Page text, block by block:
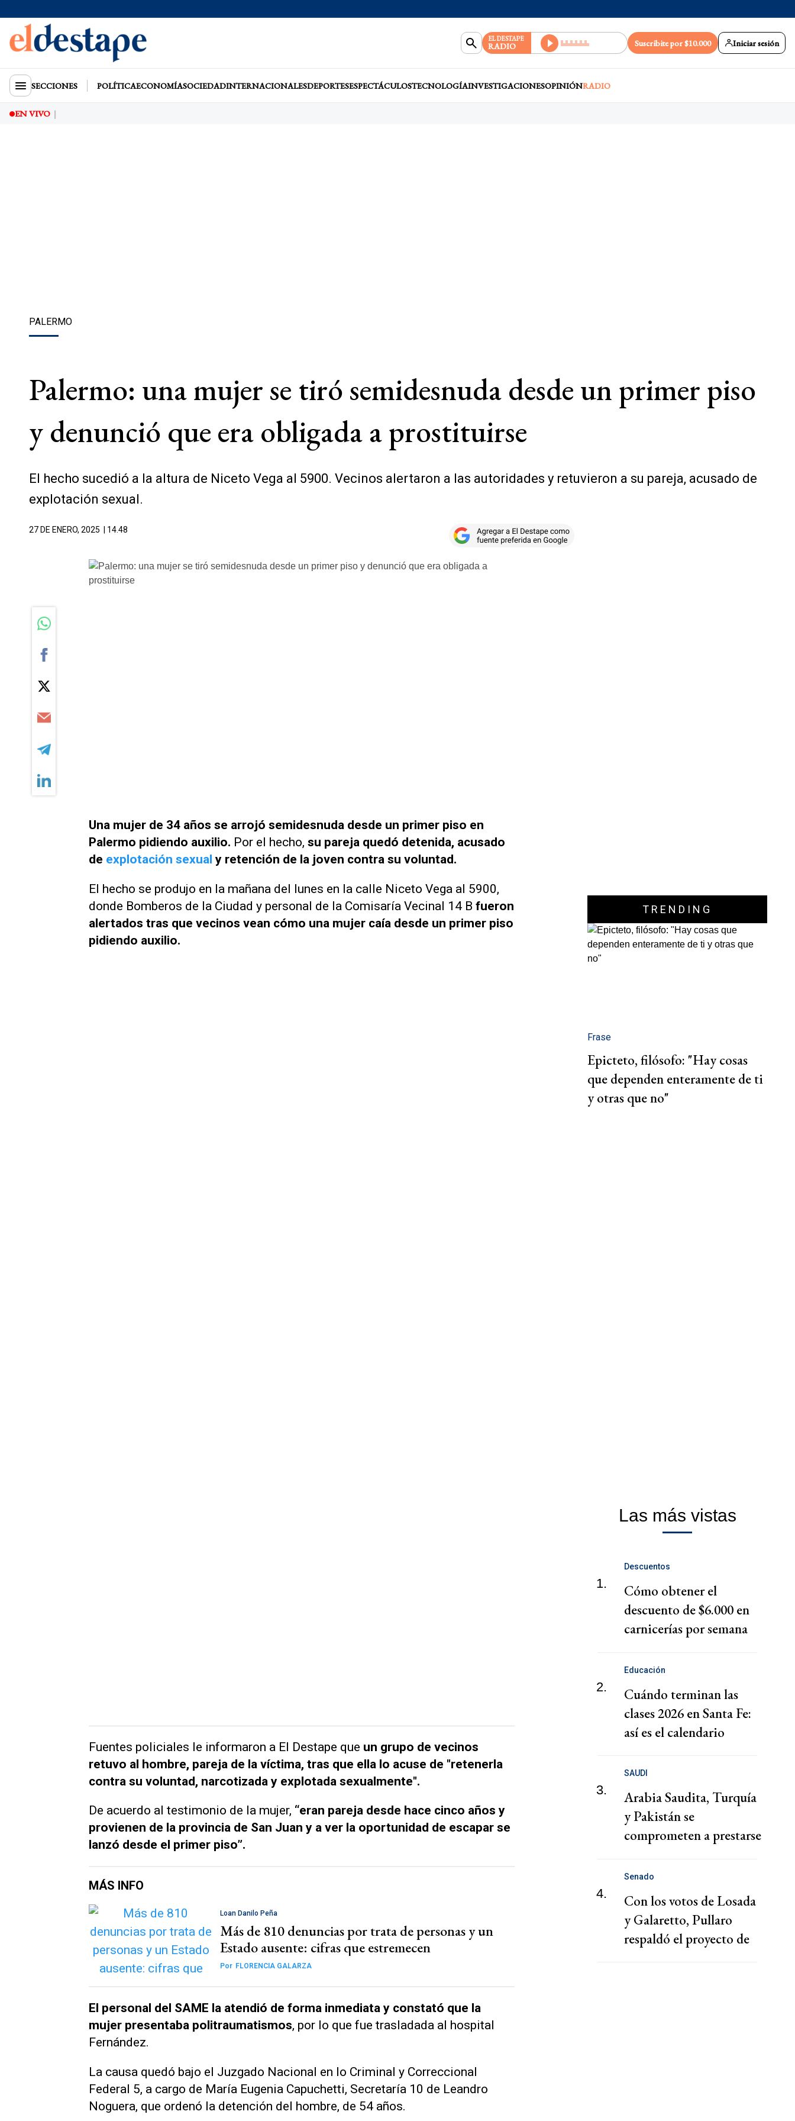
EL DESTAPE
RADIO Suscribite por $10.000 Iniciar sesión
SECCIONES POLÍTICAECONOMÍASOCIEDADINTERNACIONALESDEPORTESESPECTÁCULOSTECNOLOGÍAINVESTIGACIONESOPINIÓNRADIO
EN VIVO
PALERMO
Palermo: una mujer se tiró semidesnuda desde un primer piso
y denunció que era obligada a prostituirse
El hecho sucedió a la altura de Niceto Vega al 5900. Vecinos alertaron a las autoridades y retuvieron a su pareja, acusado de
explotación sexual.
27 DE ENERO, 2025 | 14.48
Una mujer de 34 años se arrojó semidesnuda desde un primer piso en
Palermo pidiendo auxilio. Por el hecho, su pareja quedó detenida, acusado
de explotación sexual y retención de la joven contra su voluntad.
El hecho se produjo en la mañana del lunes en la calle Niceto Vega al 5900,
donde Bomberos de la Ciudad y personal de la Comisaría Vecinal 14 B fueron
alertados tras que vecinos vean cómo una mujer caía desde un primer piso
pidiendo auxilio.
Fuentes policiales le informaron a El Destape que un grupo de vecinos
retuvo al hombre, pareja de la víctima, tras que ella lo acuse de "retenerla
contra su voluntad, narcotizada y explotada sexualmente".
De acuerdo al testimonio de la mujer, “eran pareja desde hace cinco años y
provienen de la provincia de San Juan y a ver la oportunidad de escapar se
lanzó desde el primer piso”.
MÁS INFO
Loan Danilo Peña
Más de 810 denuncias por trata de personas y un
Estado ausente: cifras que estremecen
Por FLORENCIA GALARZA
El personal del SAME la atendió de forma inmediata y constató que la
mujer presentaba politraumatismos, por lo que fue trasladada al hospital
Fernández.
La causa quedó bajo el Juzgado Nacional en lo Criminal y Correccional
Federal 5, a cargo de María Eugenia Capuchetti, Secretaría 10 de Leandro
Noguera, que ordenó la detención del hombre, de 54 años.
TRENDING
Frase
Epicteto, filósofo: "Hay cosas
que dependen enteramente de ti
y otras que no"
Las más vistas
1.
Descuentos
Cómo obtener el
descuento de $6.000 en
carnicerías por semana
2.
Educación
Cuándo terminan las
clases 2026 en Santa Fe:
así es el calendario
3.
SAUDI
Arabia Saudita, Turquía
y Pakistán se
comprometen a prestarse
4.
Senado
Con los votos de Losada
y Galaretto, Pullaro
respaldó el proyecto de